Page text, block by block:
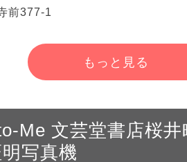
前377-1
もっと見る
Me 文芸堂書店桜
写真機